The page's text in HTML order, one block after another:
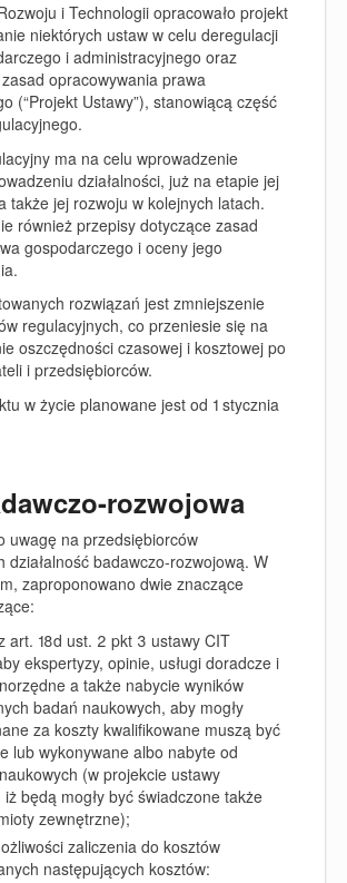
i Technologii opracowało projekt
niektórych ustaw w celu deregulacji
i administracyjnego oraz
opracowywania prawa
(“Projekt Ustawy”), stanowiącą część
ma na celu wprowadzenie
działalności, już na etapie jej
także jej rozwoju w kolejnych latach.
również przepisy dotyczące zasad
gospodarczego i oceny jego
rozwiązań jest zmniejszenie
regulacyjnych, co przeniesie się na
oszczędności czasowej i kosztowej po
i przedsiębiorców.
w życie planowane jest od 1 stycznia
rozwojowa
uwagę na przedsiębiorców
działalność badawczo-rozwojową. W
zaproponowano dwie znaczące
art. 18d ust. 2 pkt 3 ustawy CIT
ekspertyzy, opinie, usługi doradcze i
a także nabycie wyników
badań naukowych, aby mogły
za koszty kwalifikowane muszą być
lub wykonywane albo nabyte od
(w projekcie ustawy
będą mogły być świadczone także
zewnętrzne);
zaliczenia do kosztów
następujących kosztów: